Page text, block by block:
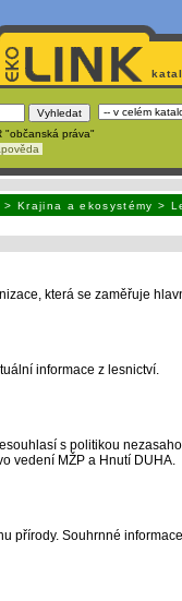
"občanská práva"
>Krajina a ekosystémy >
která se zaměřuje
informace z lesnictví.
s politikou
vedení MŽP a Hnutí DUHA.
přírody. Souhrnné